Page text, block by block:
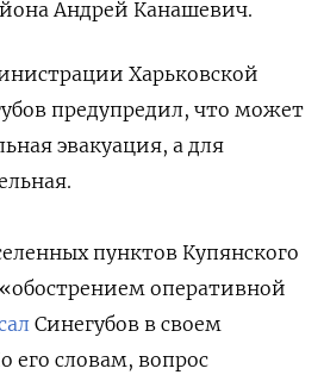
Андрей Канашевич.
Харьковской
предупредил, что может
эвакуация, а для
пунктов Купянского
оперативной
Синегубов в своем
его словам, вопрос